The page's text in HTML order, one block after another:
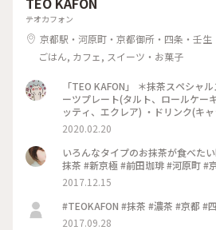
桜 #桜スイーツ #和スイーツ #チョ
やげ #おみやげ
テオカフォン
京都駅・河原町・京都御所・四条・壬生
ごはん, カフェ, スイーツ・お菓子
「TEO KAFON」 ＊抹茶スペシャ
ーツプレート(タルト、ロールケー
ッティ、エクレア) ・ドリンク(キ
三昧出来て大満足したそうです。
たのですが、娘一人で完食でした
プチことりっぷ京都#冬のおでかけ
2020.02.20
いろんなタイプのお抹茶が食べた
抹茶 #新京極 #前田珈琲 #河原町 #
2017.12.15
#TEOKAFON #抹茶 #濃茶 #京都 #
2017.09.28